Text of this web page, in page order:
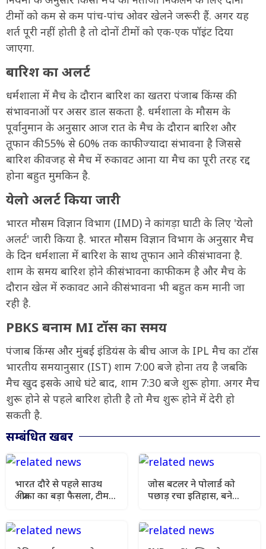
टीमों को कम से कम पांच-पांच ओवर खेलने जरूरी हैं. अगर यह
शर्त पूरी नहीं होती है तो दोनों टीमों को एक-एक पॉइंट दिया
जाएगा.
बारिश का अलर्ट
धर्मशाला में मैच के दौरान बारिश का खतरा पंजाब किंग्स की
संभावनाओं पर असर डाल सकता है. धर्मशाला के मौसम के
पूर्वानुमान के अनुसार आज रात के मैच के दौरान बारिश और
तूफान की 55% से 60% तक काफी ज्यादा संभावना है जिससे
बारिश की वजह से मैच में रुकावट आना या मैच का पूरी तरह रद्द
होना बहुत मुमकिन है.
येलो अलर्ट किया जारी
भारत मौसम विज्ञान विभाग (IMD) ने कांगड़ा घाटी के लिए 'येलो
अलर्ट' जारी किया है. भारत मौसम विज्ञान विभाग के अनुसार मैच
के दिन धर्मशाला में बारिश के साथ तूफान आने की संभावना है.
शाम के समय बारिश होने की संभावना काफी कम है और मैच के
दौरान खेल में रुकावट आने की संभावना भी बहुत कम मानी जा
रही है.
PBKS बनाम MI टॉस का समय
पंजाब किंग्स और मुंबई इंडियंस के बीच आज के IPL मैच का टॉस
भारतीय समयानुसार (IST) शाम 7:00 बजे होना तय है जबकि
मैच खुद इसके आधे घंटे बाद, शाम 7:30 बजे शुरू होगा. अगर मैच
शुरू होने से पहले बारिश होती है तो मैच शुरू होने में देरी हो
सकती है.
सम्बंधित खबर
भारत दौरे से पहले साउथ
अफ्रीका का बड़ा फैसला, टीम
जोस बटलर ने पोलार्ड को
पछाड़ रचा इतिहास, बने